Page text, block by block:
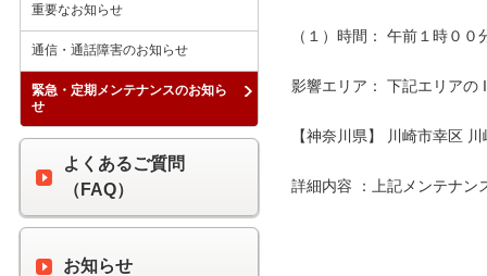
（１）時間： 午前１時０
影響エリア： 下記エリアの
【神奈川県】 川崎市幸区
詳細内容 ：上記メンテナン
重要なお知らせ
通信・通話障害のお知らせ
緊急・定期メンテナンスのお知ら
せ
よくあるご質問
（FAQ）
お知らせ